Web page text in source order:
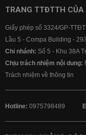
TRANG TTĐTTH CỦA
Giấy phép số 3324/GP-
Lầu 5 - Compa Building -
Chi nhánh: Số 5 - Khu 38A
Chịu trách nhiệm nội dung:
Trách nhiệm về thông tin
Hotline: 0975798489